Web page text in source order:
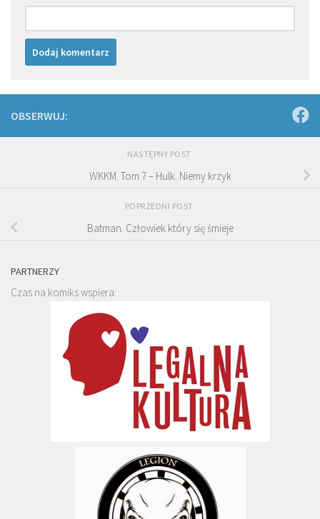
OBSERWUJ:
NASTĘPNY POST
WKKM. Tom 7 – Hulk. Niemy krzyk
POPRZEDNI POST
Batman. Człowiek który się śmieje
PARTNERZY
Czas na komiks wspiera: